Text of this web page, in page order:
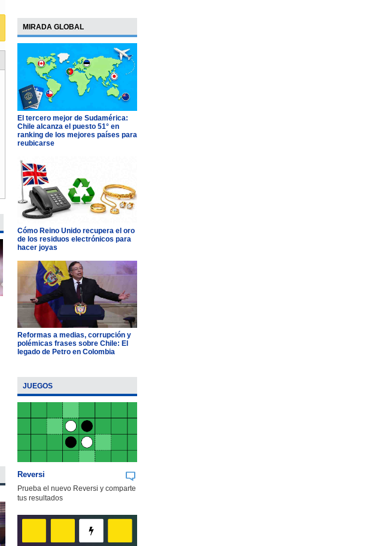
OTIC CCHC
MIRADA GLOBAL
El tercero mejor de Sudamérica:
Chile alcanza el puesto 51° en
ranking de los mejores países para
reubicarse
Cómo Reino Unido recupera el oro
de los residuos electrónicos para
hacer joyas
Reformas a medias, corrupción y
polémicas frases sobre Chile: El
legado de Petro en Colombia
JUEGOS
Reversi
Prueba el nuevo Reversi y comparte
tus resultados